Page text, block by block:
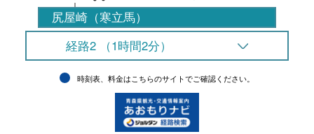
尻屋崎（寒立馬）
経路2 （1時間2分）
時刻表、料金はこちらのサイトでご確認ください。